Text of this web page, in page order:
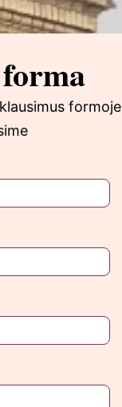
formoje